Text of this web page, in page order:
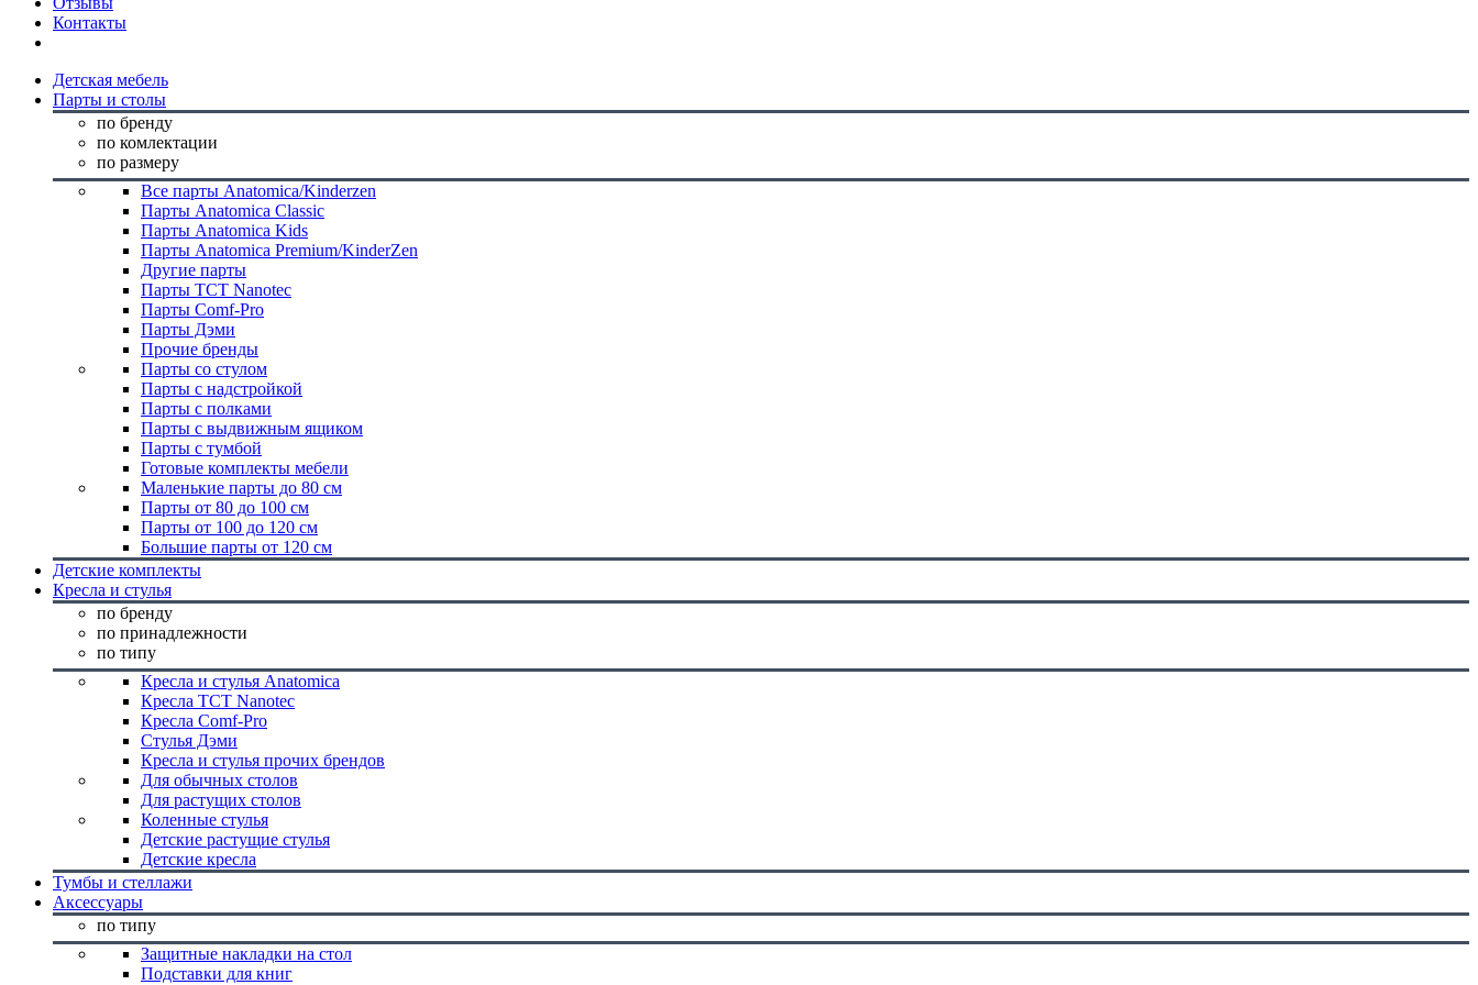
Контакты
Детская мебель
Парты и столы
по бренду
по комлектации
по размеру
Все парты Anatomica/Kinderzen
Парты Anatomica Classic
Парты Anatomica Kids
Парты Anatomica Premium/KinderZen
Другие парты
Парты TCT Nanotec
Парты Comf-Pro
Парты Дэми
Прочие бренды
Парты со стулом
Парты с надстройкой
Парты с полками
Парты с выдвижным ящиком
Парты с тумбой
Готовые комплекты мебели
Маленькие парты до 80 см
Парты от 80 до 100 см
Парты от 100 до 120 см
Большие парты от 120 см
Детские комплекты
Кресла и стулья
по бренду
по принадлежности
по типу
Кресла и стулья Anatomica
Кресла TCT Nanotec
Кресла Comf-Pro
Стулья Дэми
Кресла и стулья прочих брендов
Для обычных столов
Для растущих столов
Коленные стулья
Детские растущие стулья
Детские кресла
Тумбы и стеллажи
Аксессуары
по типу
Защитные накладки на стол
Подставки для книг